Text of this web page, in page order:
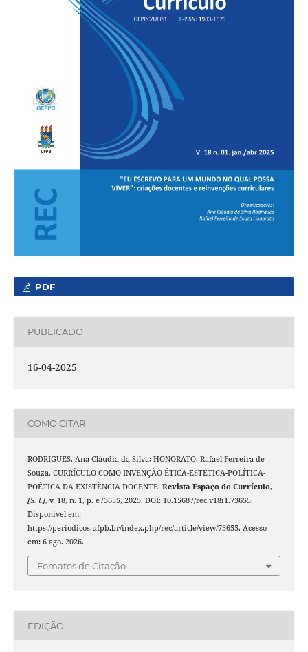
PDF
PUBLICADO
16-04-2025
COMO CITAR
RODRIGUES, Ana Cláudia da Silva; HONORATO, Rafael Ferreira de
Souza. CURRÍCULO COMO INVENÇÃO ÉTICA-ESTÉTICA-POLÍTICA-
POÉTICA DA EXISTÊNCIA DOCENTE. Revista Espaço do Currículo,
[S. l.], v. 18, n. 1, p. e73655, 2025. DOI: 10.15687/rec.v18i1.73655.
Disponível em:
https://periodicos.ufpb.br/index.php/rec/article/view/73655. Acesso
em: 6 ago. 2026.
Fomatos de Citação
EDIÇÃO